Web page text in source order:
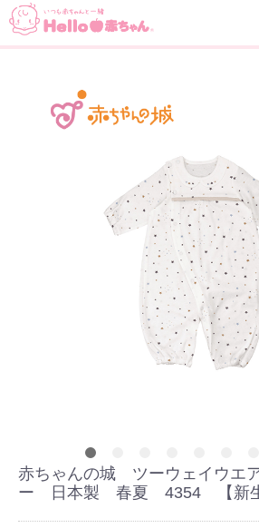
赤ちゃんの城 ツーウェイウエ
ー 日本製 春夏 4354 【新生